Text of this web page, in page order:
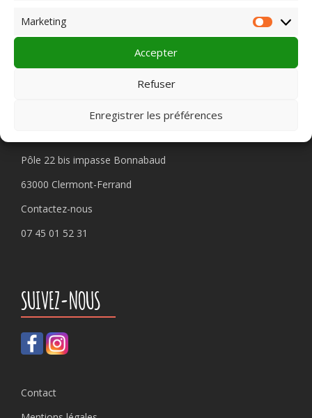
Marketing
Accepter
Refuser
Enregistrer les préférences
Rechercher :
PLEIN CHAMP
Pôle 22 bis impasse Bonnabaud
63000 Clermont-Ferrand
Contactez-nous
07 45 01 52 31
SUIVEZ-NOUS
Contact